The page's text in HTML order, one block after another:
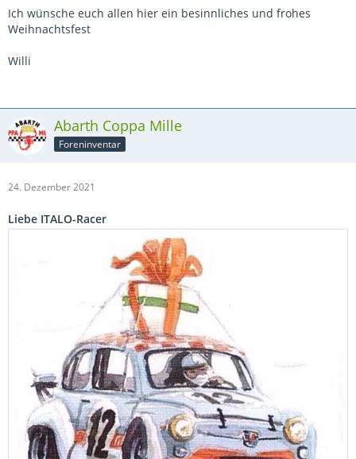
Ich wünsche euch allen hier ein besinnliches und frohes
Weihnachtsfest
Willi
Abarth Coppa Mille
Foreninventar
24. Dezember 2021
Liebe ITALO-Racer